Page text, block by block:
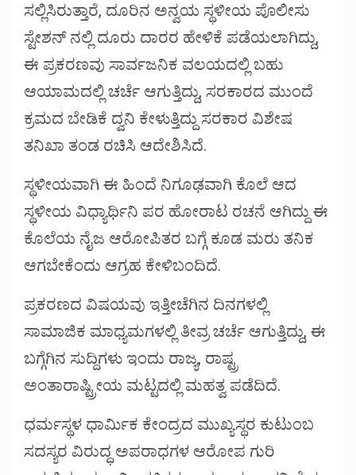
ಸಲ್ಲಿಸಿರುತ್ತಾರೆ, ದೂರಿನ ಅನ್ವಯ ಸ್ಥಳೀಯ ಪೊಲೀಸು
ಸ್ಟೇಶನ್ ನಲ್ಲಿ ದೂರು ದಾರರ ಹೇಳಿಕೆ ಪಡೆಯಲಾಗಿದ್ದು,
ಈ ಪ್ರಕರಣವು ಸಾರ್ವಜನಿಕ ವಲಯದಲ್ಲಿ ಬಹು
ಆಯಾಮದಲ್ಲಿ ಚರ್ಚೆ ಆಗುತ್ತಿದ್ದು, ಸರಕಾರದ ಮುಂದೆ
ಕ್ರಮದ ಬೇಡಿಕೆ ದ್ವನಿ ಕೇಳುತ್ತಿದ್ದು ಸರಕಾರ ವಿಶೇಷ
ತನಿಖಾ ತಂಡ ರಚಿಸಿ ಆದೇಶಿಸಿದೆ.
ಸ್ಥಳೀಯವಾಗಿ ಈ ಹಿಂದೆ ನಿಗೂಢವಾಗಿ ಕೊಲೆ ಆದ
ಸ್ಥಳೀಯ ವಿಧ್ಯಾರ್ಥಿನಿ ಪರ ಹೋರಾಟ ರಚನೆ ಆಗಿದ್ದು ಈ
ಕೊಲೆಯ ನೈಜ ಆರೋಪಿತರ ಬಗ್ಗೆ ಕೂಡ ಮರು ತನಿಕ
ಆಗಬೇಕೆಂದು ಆಗ್ರಹ ಕೇಳಿಬಂದಿದೆ.
ಪ್ರಕರಣದ ವಿಷಯವು ಇತ್ತೀಚೆಗಿನ ದಿನಗಳಲ್ಲಿ
ಸಾಮಾಜಿಕ ಮಾಧ್ಯಮಗಳಲ್ಲಿ ತೀವ್ರ ಚರ್ಚೆ ಆಗುತ್ತಿದ್ದು, ಈ
ಬಗ್ಗೆಗಿನ ಸುದ್ದಿಗಳು ಇಂದು ರಾಜ್ಯ, ರಾಷ್ಟ್ರ
ಅಂತಾರಾಷ್ಟ್ರೀಯ ಮಟ್ಟದಲ್ಲಿ ಮಹತ್ವ ಪಡೆದಿದೆ.
ಧರ್ಮಸ್ಥಳ ಧಾರ್ಮಿಕ ಕೇಂದ್ರದ ಮುಖ್ಯಸ್ಥರ ಕುಟುಂಬ
ಸದಸ್ಯರ ವಿರುದ್ಧ ಅಪರಾಧಗಳ ಆರೋಪ ಗುರಿ